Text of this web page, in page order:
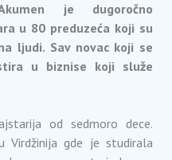
je dugoročno
u 80 preduzeća koji su
ljudi. Sav novac koji se
u biznise koji služe
od sedmoro dece.
Virdžinija gde je studirala